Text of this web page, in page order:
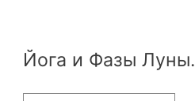
Йога и Фазы Луны.